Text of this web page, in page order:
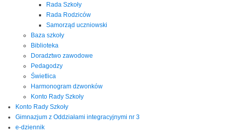
Rada Szkoły
Rada Rodziców
Samorząd uczniowski
Baza szkoły
Biblioteka
Doradztwo zawodowe
Pedagodzy
Świetlica
Harmonogram dzwonków
Konto Rady Szkoły
Konto Rady Szkoły
Gimnazjum z Oddziałami integracyjnymi nr 3
e-dziennik